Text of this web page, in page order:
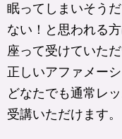
眠ってしまいそう
ない！と思われる方
座って受けていた
正しいアファメー
どなたでも通常レ
受講いただけます。​